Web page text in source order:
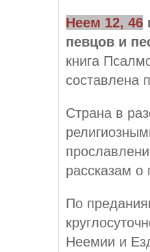
Неем 12, 46
певцов и
книга
составлена
Страна в
рассказам о
По
Неемии и